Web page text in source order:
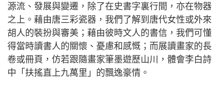
源流、發展與變遷，除了在史書字裏行間，亦在物器
之上。藉由唐三彩瓷器，我們了解到唐代女性或外來
胡人的裝扮與審美；藉由彼時文人的書信，我們可懂
得當時讀書人的關懷、憂慮和感慨；而展讀畫家的長
卷或冊頁，仿若跟隨畫家筆墨遊歷山川，體會李白詩
中「扶搖直上九萬里」的飄逸豪情。